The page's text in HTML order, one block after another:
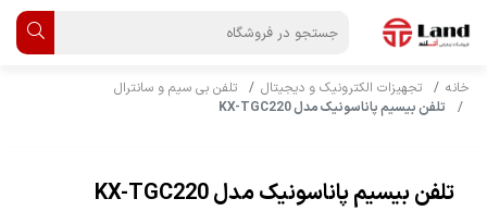
خانه تجهیزات الکترونیک و دیجیتال
تلفن بی سیم و سانترال
تلفن بیسیم پاناسونیک مدل KX-TGC220
تلفن بیسیم پاناسونیک مدل KX-TGC220